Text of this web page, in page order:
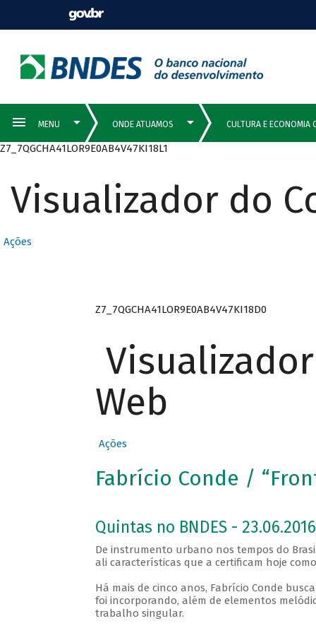
Z7_7QGCHA41LOR9E0AB4V47KI18L1
Visualizador do
Ações
Z7_7QGCHA41LOR9E0AB4V47KI18D0
Web
Ações
Fabrício Conde /
Quintas no BNDES -
De instrumento urbano nos tempos do
ali características que a certificam hoje
Há mais de cinco anos, Fabrício Conde
foi incorporando, além de elementos
trabalho singular.